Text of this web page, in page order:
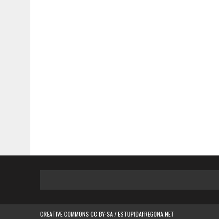
CREATIVE COMMONS CC BY-SA / ESTUPIDAFREGONA.NET